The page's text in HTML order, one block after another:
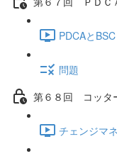
PDCAと
問題
第６８回 コッタ
チェンジマ